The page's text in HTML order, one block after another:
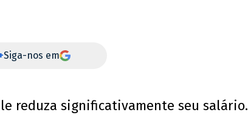
Siga-nos em
reduza significativamente seu salário.